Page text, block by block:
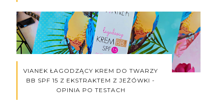
VIANEK ŁAGODZĄCY KREM DO TWARZY
BB SPF 15 Z EKSTRAKTEM Z JEŻÓWKI -
OPINIA PO TESTACH